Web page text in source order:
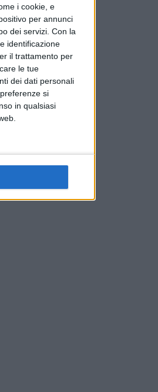
i cookie, e
per annunci
dei servizi. Con la
identificazione
il trattamento per
le tue
dei dati personali
si
in qualsiasi